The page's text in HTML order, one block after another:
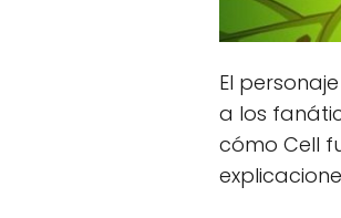
El
a los
cómo Cell